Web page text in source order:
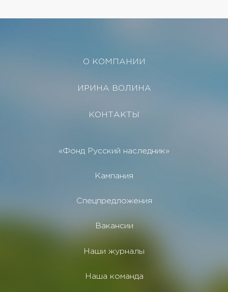
О КОМПАНИИ
ИРИНА ВОЛИНА
КОНТАКТЫ
«Фонд Русский наследник»
Кампания
Спецпредложения
Вакансии
Наши журналы
Наша команда